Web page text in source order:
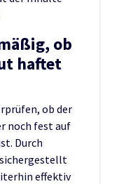
ob
haftet
ob der
noch fest auf
Durch
effektiv